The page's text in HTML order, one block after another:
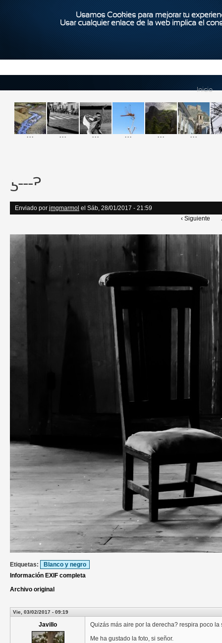
Usamos Cookies para mejorar tu
Usar cualquier enlace de la web implica el
Inicio
... ... ... ... ... ...
¿---?
Enviado por jmgmarmol el Sáb, 28/01/2017 - 21:59
‹ Siguiente
Etiquetas:
Blanco y negro
Información EXIF completa
Archivo original
Vie, 03/02/2017 - 09:19
Javillo
Quizás más aire por la derecha? respira poco la
Me ha gustado la foto, si señor.